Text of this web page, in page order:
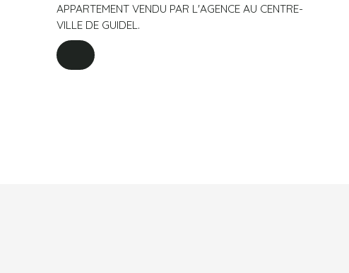
APPARTEMENT VENDU PAR L'AGENCE AU CENTRE-
VILLE DE GUIDEL.